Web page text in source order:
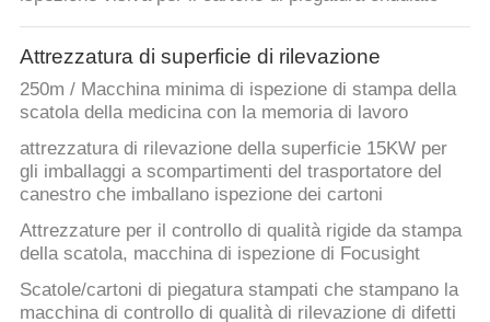
Attrezzatura di superficie di rilevazione
250m / Macchina minima di ispezione di stampa della
scatola della medicina con la memoria di lavoro
attrezzatura di rilevazione della superficie 15KW per
gli imballaggi a scompartimenti del trasportatore del
canestro che imballano ispezione dei cartoni
Attrezzature per il controllo di qualità rigide da stampa
della scatola, macchina di ispezione di Focusight
Scatole/cartoni di piegatura stampati che stampano la
macchina di controllo di qualità di rilevazione di difetti